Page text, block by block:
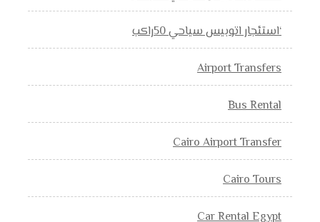
‘استئجار اتوبيس سياحي 50راكب
Airport Transfers
Bus Rental
Cairo Airport Transfer
Cairo Tours
Car Rental Egypt